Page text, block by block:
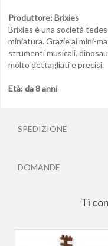
Produttore: Brixies
Brixies è una società
miniatura. Grazie ai mini-
strumenti musicali,
molto dettagliati e precisi.
Età: da 8 anni
SPEDIZIONE
DOMANDE
Ti